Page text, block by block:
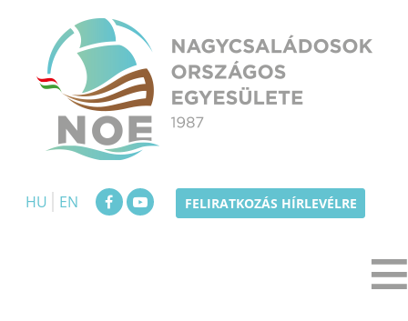
content
HU
EN FELIRATKOZÁS HÍRLEVÉLRE